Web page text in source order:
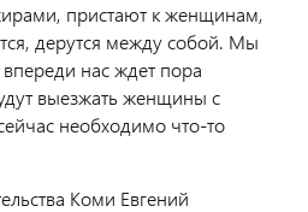
пристают к женщинам,
дерутся между собой. Мы
нас ждет пора
выезжать женщины с
необходимо что-то
Коми Евгений